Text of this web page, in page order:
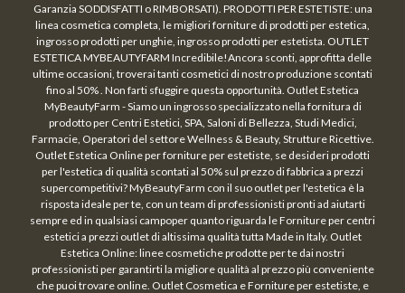
Garanzia SODDISFATTI o RIMBORSATI). PRODOTTI PER ESTETISTE: una
linea cosmetica completa, le migliori forniture di prodotti per estetica,
ingrosso prodotti per unghie, ingrosso prodotti per estetista. OUTLET
ESTETICA MYBEAUTYFARM Incredibile!Ancora sconti, approfitta delle
ultime occasioni, troverai tanti cosmetici di nostro produzione scontati
fino al 50% . Non farti sfuggire questa opportunità. Outlet Estetica
MyBeautyFarm - Siamo un ingrosso specializzato nella fornitura di
prodotto per Centri Estetici, SPA, Saloni di Bellezza, Studi Medici,
Farmacie, Operatori del settore Wellness & Beauty, Strutture Ricettive.
Outlet Estetica Online per forniture per estetiste, se desideri prodotti
per l'estetica di qualità scontati al 50% sul prezzo di fabbrica a prezzi
supercompetitivi? MyBeautyFarm con il suo outlet per l'estetica è la
risposta ideale per te, con un team di professionisti pronti ad aiutarti
sempre ed in qualsiasi campoper quanto riguarda le Forniture per centri
estetici a prezzi outlet di altissima qualità tutta Made in Italy. Outlet
Estetica Online: linee cosmetiche prodotte per te dai nostri
professionisti per garantirti la migliore qualità al prezzo più conveniente
che puoi trovare online. Outlet Cosmetica e Forniture per estetiste, e